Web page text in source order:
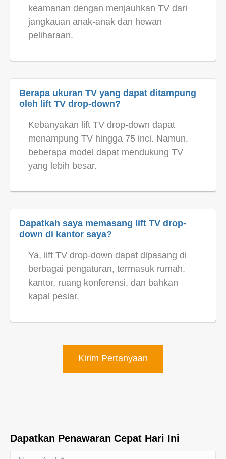
keamanan dengan menjauhkan TV dari
jangkauan anak-anak dan hewan
peliharaan.
Berapa ukuran TV yang dapat ditampung
oleh lift TV drop-down?
Kebanyakan lift TV drop-down dapat
menampung TV hingga 75 inci. Namun,
beberapa model dapat mendukung TV
yang lebih besar.
Dapatkah saya memasang lift TV drop-
down di kantor saya?
Ya, lift TV drop-down dapat dipasang di
berbagai pengaturan, termasuk rumah,
kantor, ruang konferensi, dan bahkan
kapal pesiar.
Kirim Pertanyaan
Dapatkan Penawaran Cepat Hari Ini